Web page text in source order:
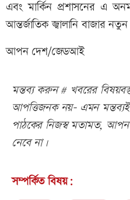
এবং মার্কিন প্রশাসনের এ
আন্তর্জাতিক জ্বালানি বাজার
আপন দেশ/জেডআই
মন্তব্য করুন # খবরের
আপত্তিজনক নয়- এমন মন্তব্যই
পাঠকের নিজস্ব মতামত,
নেবে না।
সম্পর্কিত বিষয়: